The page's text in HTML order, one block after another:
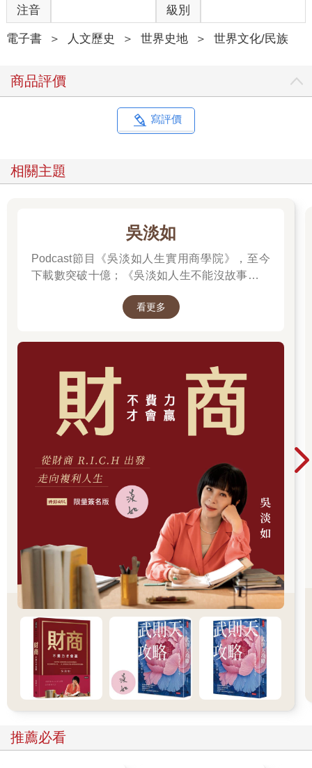
子也在場，牠看著擺在桌上的魚，警告漁夫妻子不要打擾牠或大
驚小怪，接著縱身一躍開始大快朵頤，並對試圖接近的漁夫妻子
大聲咆哮。漁夫妻子本想一拳打傷貓背將其擊退，沒想到黑貓只
貓更常被指控與撒旦在人世間的代理人結盟，並以使魔的身分提
供女巫另一種施法的替代途徑。雖然動物在異教崇拜中存在一定
的重要性，因而在巫術迷信中占據重要地位，但指涉的動物並不
只限於貓。在十六至十七世紀，被指控施術的婦女應該像貓一
而貓也被視為具有異國情調及神祕魅力之後，牠們才成了主角。
巫的使魔助手。寵愛貓的主人自然會懂得與牠們擁抱，給予牠們
無微不至的疼愛，或是與牠們進行交談；但這種行為卻理所當然
地成為他人控訴貓跟巫術離不開關係的主因。一五六六年，英國
艾塞克斯郡有個嫁給農夫名為伊莉莎白．法蘭西斯（Elizabeth
Francis）的婦女遭到判刑，她從祖母身上習得了巫術，祖母送了
她一隻白色斑點貓，並隨意地取名為撒旦，還交代她給貓喝她的
鮮血，餵牠麵包和牛奶，平時要將牠放在籃子裡。後來那隻貓竟
聽懂了牠想表達的意思。伊莉莎白請求那隻貓讓她變得富有，還
上各處留下了難以復原的痕跡。在貓的建議下，她試圖引誘讓安
德魯拜爾斯（Andrew Byles）主動勾引她，好讓他們可以結婚，
只不過對方始終不願這麼做，之後伊莉莎白竟然拜託撒旦毀掉他
做生意的商品並殺害他。後來撒旦確實幫她找了個老公，但伊莉
莎白始終不滿意，於是要求貓殺了他們的孩子，並讓那個男人成
了瘸子。最後，伊莉莎白將撒旦送給了修女艾格尼絲．沃特豪斯
（Mother Agnes Waterhouse）以換取一個蛋糕，撒旦為了報答新
主人的照顧，幫忙殺死了她鄰居的一頭牛跟三隻鵝。
在民間故事〈鬧鬼的磨坊〉（The Haunted Mill）中，一個磨坊主
人因為磨坊每晚都有可怕的騷動而留不住學徒，最後，有個年輕
人自願帶著斧頭跟經書待在磨坊裡過夜。午夜十二點的鐘聲一響
起，有隻老貓及小灰貓走進磨坊坐下，互相喵喵叫個不停，顯然
對發現一個清醒且帶有武器的不速之客感到不悅。雖然貓試圖想
搶走年輕人的斧頭及經書，但他的動作太快了因此沒能成功。到
了凌晨一點，小貓撲向蠟燭想熄滅火光，卻被年輕人用斧頭砍斷
右爪而未果。隔天一早，年輕人發現自己砍下的不是爪子，而是
一隻手。之後磨坊主人的老婆便一直避不見面，大家後來才恍然
大悟，原來是她的右手不見了。
在日本民間傳說中，女人和貓（以及狐狸）之間的形態轉變也
是很常見的主題。日本故事中的邪惡生物並不是化身為貓的女
人，而是化身為魅惑女人的妖貓。牠們跟人類的體型一樣大，有
雙炯炯有神的大眼睛，牙齒總是緊咬著受害者的脖子不放。在普
遍認為貓比較適合擁有短尾巴的文化之中，這種妖貓通常都是長
尾示人。在〈鍋島的吸血貓〉（The Vampire Cat of Nabeshima）
注音 級別
電子書 ＞ 人文歷史 ＞ 世界史地 ＞ 世界文化/民族
商品評價
寫評價
相關主題
吳淡如
Podcast節目《吳淡如人生實用商學院》，至今
下載數突破十億；《吳淡如人生不能沒故事》也
讀歷史中的權力運作與人性選擇，讓看似遙遠的
看更多
推薦必看